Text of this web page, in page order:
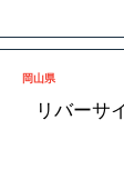
岡山県
リバーサ